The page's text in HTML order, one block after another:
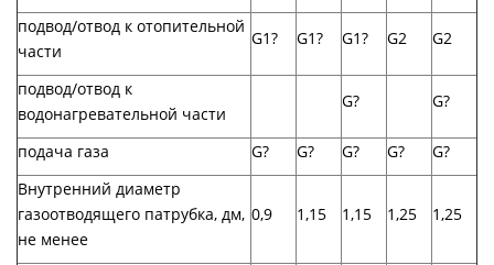
подвод/отвод к отопительной
части
G1? G1? G1? G2 G2
подвод/отвод к
водонагревательной части
G? G?
подача газа G? G? G? G?
G?
Внутренний диаметр
газоотводящего патрубка, дм,
не менее
0,9 1,15 1,15 1,25 1,25